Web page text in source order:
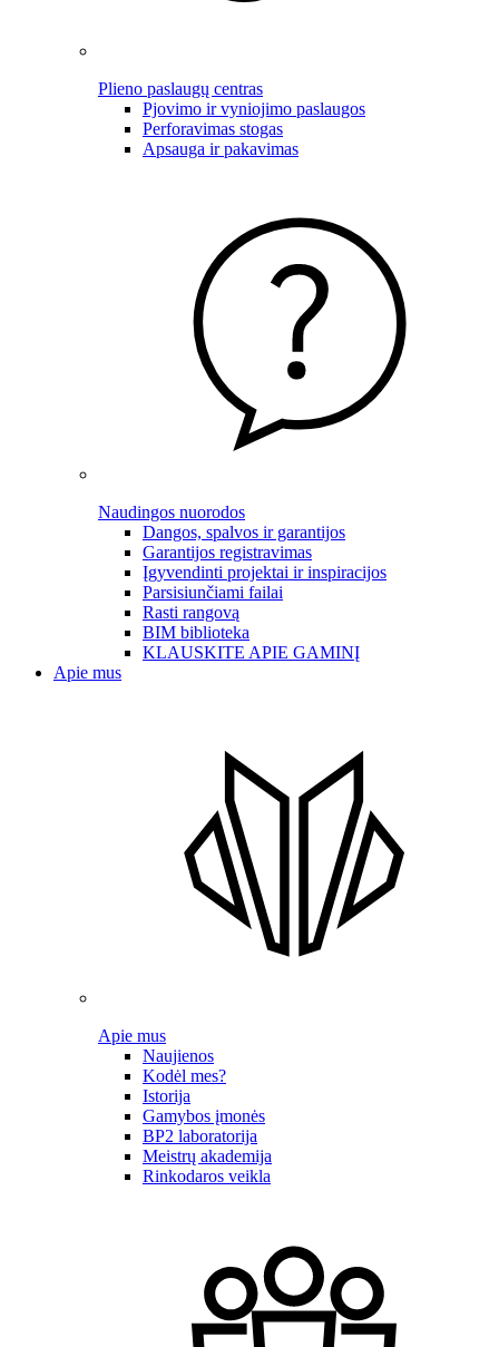
Plieno paslaugų centras
Pjovimo ir vyniojimo paslaugos
Perforavimas stogas
Apsauga ir pakavimas
Naudingos nuorodos
Dangos, spalvos ir garantijos
Garantijos registravimas
Įgyvendinti projektai ir inspiracijos
Parsisiunčiami failai
Rasti rangovą
BIM biblioteka
KLAUSKITE APIE GAMINĮ
Apie mus
Apie mus
Naujienos
Kodėl mes?
Istorija
Gamybos įmonės
BP2 laboratorija
Meistrų akademija
Rinkodaros veikla